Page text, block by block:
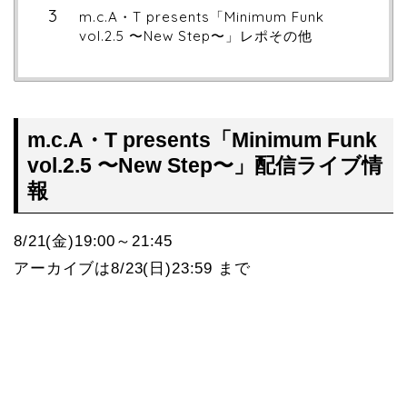
m.c.A・T presents「Minimum Funk
vol.2.5 〜New Step〜」レポその他
m.c.A・T presents「Minimum Funk
vol.2.5 〜New Step〜」配信ライブ情
報
8/21(金)19:00～21:45
アーカイブは8/23(日)23:59 まで